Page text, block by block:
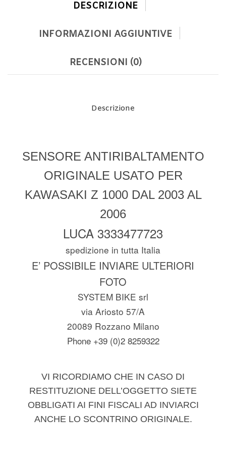
DESCRIZIONE
INFORMAZIONI AGGIUNTIVE
RECENSIONI (0)
Descrizione
SENSORE ANTIRIBALTAMENTO
ORIGINALE USATO PER
KAWASAKI Z 1000 DAL 2003 AL
2006
LUCA 3333477723
spedizione in tutta Italia
E’ POSSIBILE INVIARE ULTERIORI
FOTO
SYSTEM BIKE srl
via Ariosto 57/A
20089 Rozzano Milano
Phone +39 (0)2 8259322
VI RICORDIAMO CHE IN CASO DI
RESTITUZIONE DELL’OGGETTO SIETE
OBBLIGATI AI FINI FISCALI AD INVIARCI
ANCHE LO SCONTRINO ORIGINALE.